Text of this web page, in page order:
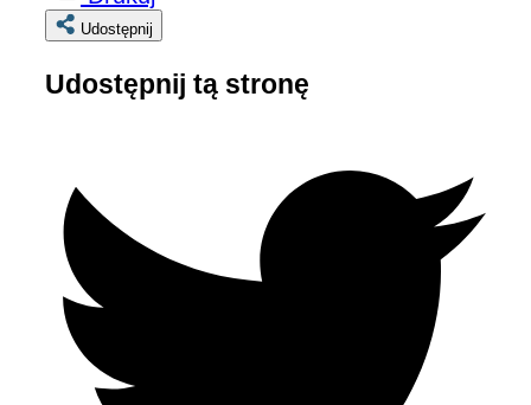
Udostępnij
Udostępnij tą stronę